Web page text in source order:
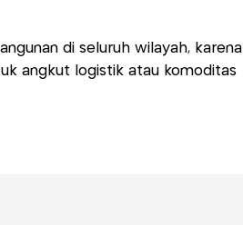
di seluruh wilayah, karena
angkut logistik atau komoditas